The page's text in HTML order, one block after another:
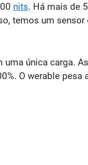
nits. Há mais de
temos um sensor
uma única carga.
O werable pesa